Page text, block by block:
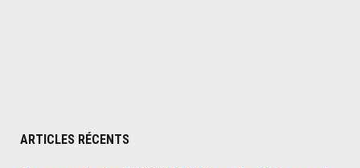
ARTICLES RÉCENTS